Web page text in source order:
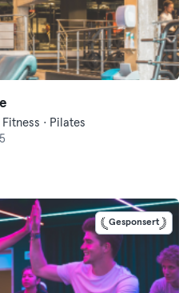
· Pilates
Gesponsert